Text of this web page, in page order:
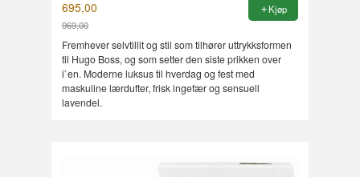
695,00
969,00
Rabatt
Kjøp
Fremhever selvtillit og stil som tilhører uttrykksformen
til Hugo Boss, og som setter den siste prikken over
i`en. Moderne luksus til hverdag og fest med
maskuline lærdufter, frisk ingefær og sensuell
lavendel.